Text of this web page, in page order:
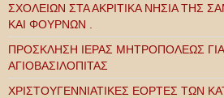
ΣΧΟΛΕΙΩΝ ΣΤΑ ΑΚΡΙΤΙΚΑ ΝΗΣΙΑ ΤΗΣ
ΚΑΙ ΦΟΥΡΝΩΝ .
ΠΡΟΣΚΛΗΣΗ ΙΕΡΑΣ ΜΗΤΡΟΠΟΛΕΩΣ
ΑΓΙΟΒΑΣΙΛΟΠΙΤΑΣ
ΧΡΙΣΤΟΥΓΕΝΝΙΑΤΙΚΕΣ ΕΟΡΤΕΣ ΤΩΝ